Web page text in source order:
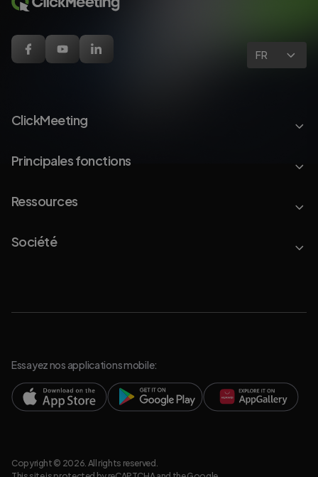
FR
ClickMeeting
Principales fonctions
Ressources
Société
Essayez nos applications mobile:
Copyright © 2026. All rights reserved.